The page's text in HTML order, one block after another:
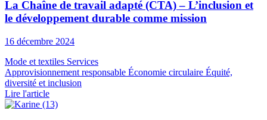
La Chaîne de travail adapté (CTA) – L’inclusion et
le développement durable comme mission
16 décembre 2024
Mode et textiles Services
Approvisionnement responsable Économie circulaire Équité,
diversité et inclusion
Lire l'article